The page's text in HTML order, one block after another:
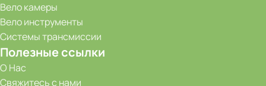
Вело камеры
Вело инструменты
Системы трансмиссии
Полезные ссылки
О Нас
Свяжитесь с нами